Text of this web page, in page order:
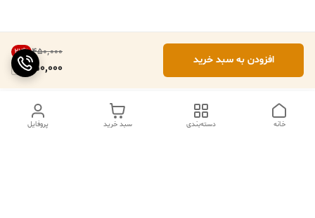
۴۵۰٬۰۰۰ 22%
350,000
افزودن به سبد خرید
پروفایل سبد خرید دسته‌بندی خانه